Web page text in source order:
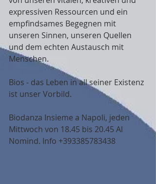
expressiven Ressourcen und ein
empfindsames Begegnen mit
unseren Sinnen, unseren Quellen
und dem echten Austausch mit
Menschen.
Bios - das Leben in all seiner Existenz
ist unser Vorbild.
Biodanza Insieme a Napoli, jeden
Mittwoch von 18.45 bis 20.45 Al
Nomind. Info +393385783438